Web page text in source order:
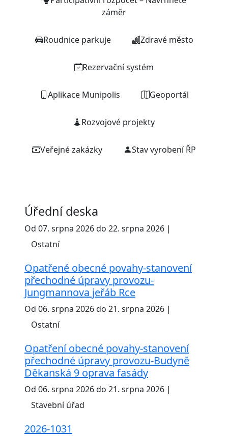
záměr
Roudnice parkuje Zdravé město
Rezervační systém
Aplikace Munipolis Geoportál
Rozvojové projekty
Veřejné zakázky Stav vyrobení ŘP
Úřední deska
Od 07. srpna 2026 do 22. srpna 2026 |
Ostatní
Opatřené obecné povahy-stanovení
přechodné úpravy provozu-
Jungmannova jeřáb Rce
Od 06. srpna 2026 do 21. srpna 2026 |
Ostatní
Opatření obecné povahy-stanovení
přechodné úpravy provozu-Budyně
Děkanská 9 oprava fasády
Od 06. srpna 2026 do 21. srpna 2026 |
Stavební úřad
2026-1031